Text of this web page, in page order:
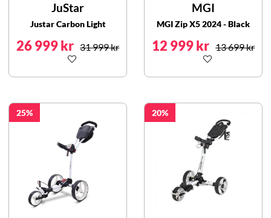
JuStar
Justar Carbon Light
26 999 kr 31 999 kr
MGI
MGI Zip X5 2024 - Black
12 999 kr 13 699 kr
25 20